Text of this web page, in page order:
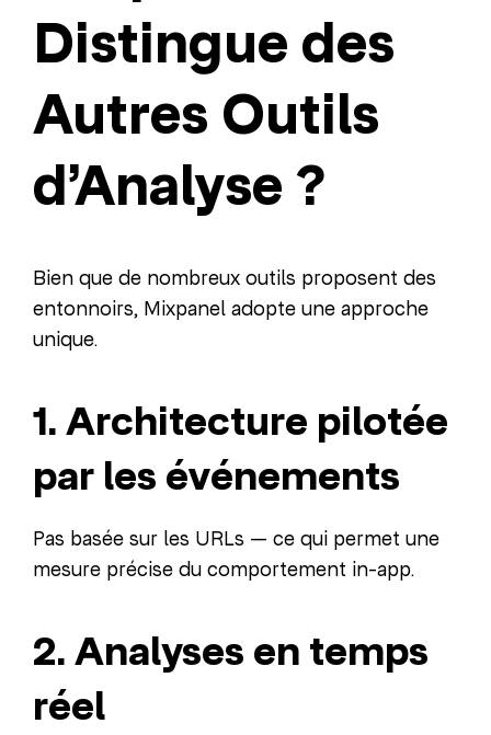
Distingue des
Autres Outils
d’Analyse ?
Bien que de nombreux outils proposent des
entonnoirs, Mixpanel adopte une approche
unique.
1. Architecture pilotée
par les événements
Pas basée sur les URLs — ce qui permet une
mesure précise du comportement in-app.
2. Analyses en temps
réel